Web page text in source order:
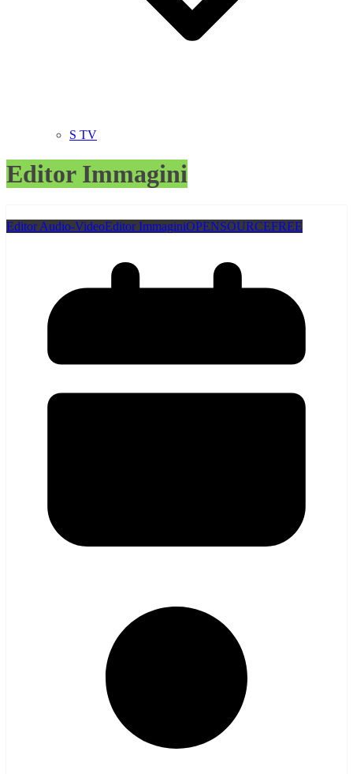
S TV
Editor Immagini
Editor Audio-VideoEditor ImmaginiOPENSOURCEFREE